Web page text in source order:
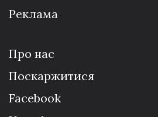
Реклама
Про нас
Поскаржитися
Facebook